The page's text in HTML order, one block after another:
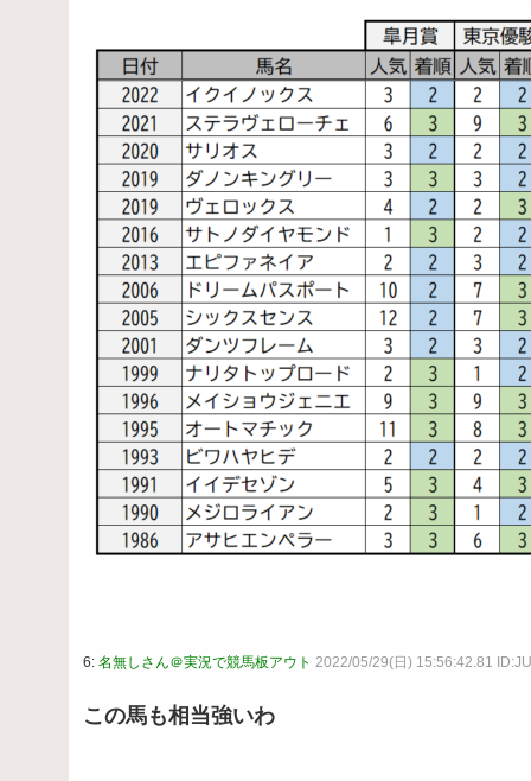
6: 名無しさん＠実況で競馬板アウト 2022/05/29(日) 15:56:42.81
この馬も相当強いわ